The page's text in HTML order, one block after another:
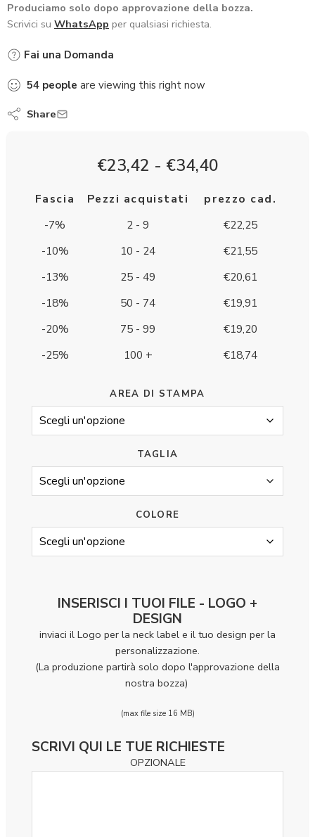
Produciamo solo dopo approvazione della bozza.
Scrivici su WhatsApp per qualsiasi richiesta.
Fai una Domanda
54 people are viewing this right now
Share
€23,42 - €34,40
Fascia Pezzi acquistati
prezzo cad.
-7%
2 - 9 €22,25
-10%
10 - 24 €21,55
-13%
25 - 49 €20,61
-18%
50 - 74 €19,91
-20%
75 - 99 €19,20
-25%
100 + €18,74
AREA DI STAMPA
TAGLIA
COLORE
INSERISCI I TUOI FILE - LOGO +
DESIGN
inviaci il Logo per la neck label e il tuo design per la
personalizzazione.
(La produzione partirà solo dopo l'approvazione della
nostra bozza)
(max file size 16 MB)
SCRIVI QUI LE TUE RICHIESTE
OPZIONALE